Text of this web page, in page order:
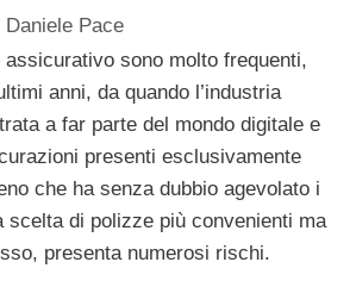
Daniele Pace
sono molto frequenti,
anni, da quando l’industria
a far parte del mondo digitale e
presenti esclusivamente
che ha senza dubbio agevolato i
scelta di polizze più convenienti ma
presenta numerosi rischi.